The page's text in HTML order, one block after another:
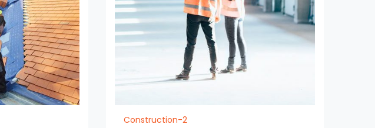
Construction-2